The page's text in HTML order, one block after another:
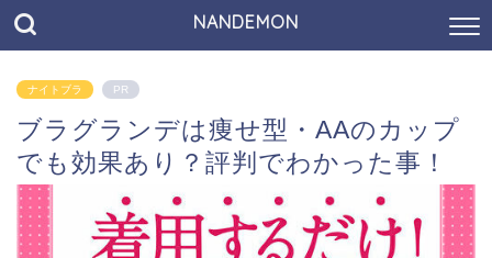
NANDEMON
ナイトブラ PR
ブラグランデは痩せ型・AAのカップ
でも効果あり？評判でわかった事！